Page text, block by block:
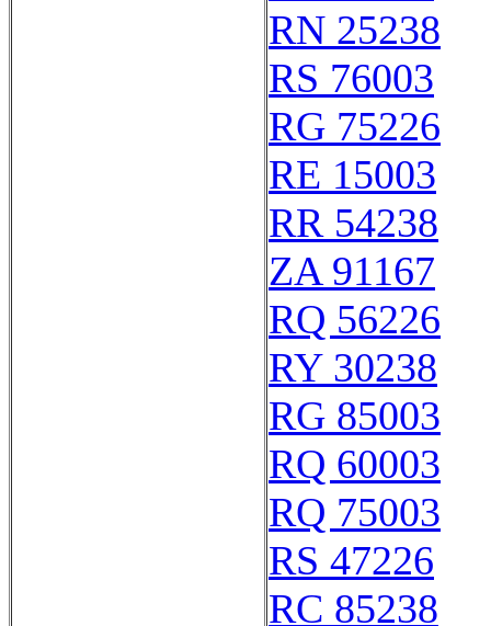
RN 25238
RS 76003
RG 75226
RE 15003
RR 54238
ZA 91167
RQ 56226
RY 30238
RG 85003
RQ 60003
RQ 75003
RS 47226
RC 85238